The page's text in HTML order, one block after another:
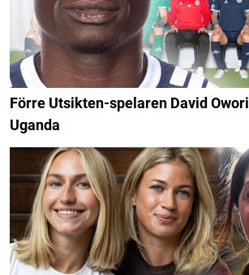
Förre Utsikten-spelaren David
Uganda